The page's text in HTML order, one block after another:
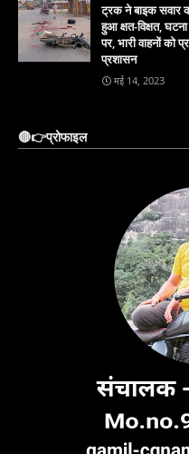
ट्रक ने बाइक सवार
हुआ क्षत-विक्षत,
पर, भारी वाहनों को
प्रशासन
मई 14, 2023
🔴👉प्रोफाइल